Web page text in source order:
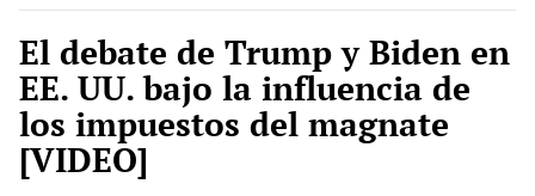
El debate de Trump y Biden en
EE. UU. bajo la influencia de
los impuestos del magnate
[VIDEO]